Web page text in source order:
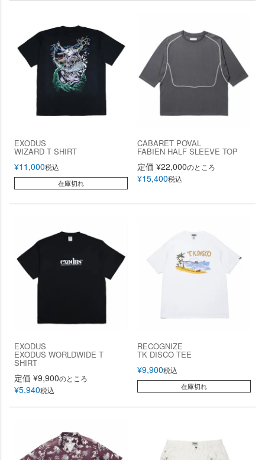
EXODUS
WIZARD T SHIRT
¥11,000税込
在庫切れ
CABARET POVAL
FABIEN HALF SLEEVE TOP
定価 ¥22,000のところ
¥15,400税込
EXODUS
EXODUS WORLDWIDE T
SHIRT
定価 ¥9,900のところ
¥5,940税込
RECOGNIZE
TK DISCO TEE
¥9,900税込
在庫切れ